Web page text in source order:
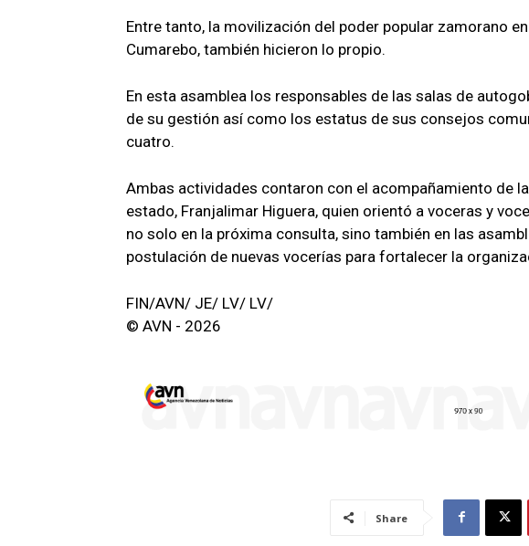
Entre tanto, la movilización del poder popular zamorano
Cumarebo, también hicieron lo propio.
En esta asamblea los responsables de las salas de
de su gestión así como los estatus de sus consejos
cuatro.
Ambas actividades contaron con el acompañamiento de
estado, Franjalimar Higuera, quien orientó a voceras y
no solo en la próxima consulta, sino también en las
postulación de nuevas vocerías para fortalecer la
FIN/AVN/ JE/ LV/ LV/
© AVN - 2026
Share